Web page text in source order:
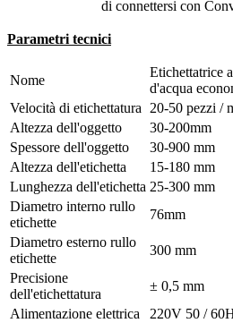
di connettersi con
Parametri tecnici
Nome
Etichettatrice
d'acqua
Velocità di etichettatura
20-50 pezzi /
Altezza dell'oggetto
30-200mm
Spessore dell'oggetto
30-900 mm
Altezza dell'etichetta
15-180 mm
Lunghezza dell'etichetta 25-300 mm
Diametro interno rullo
etichette
76mm
Diametro esterno rullo
etichette
300 mm
Precisione
dell'etichettatura
± 0,5 mm
Alimentazione elettrica
220V 50 /